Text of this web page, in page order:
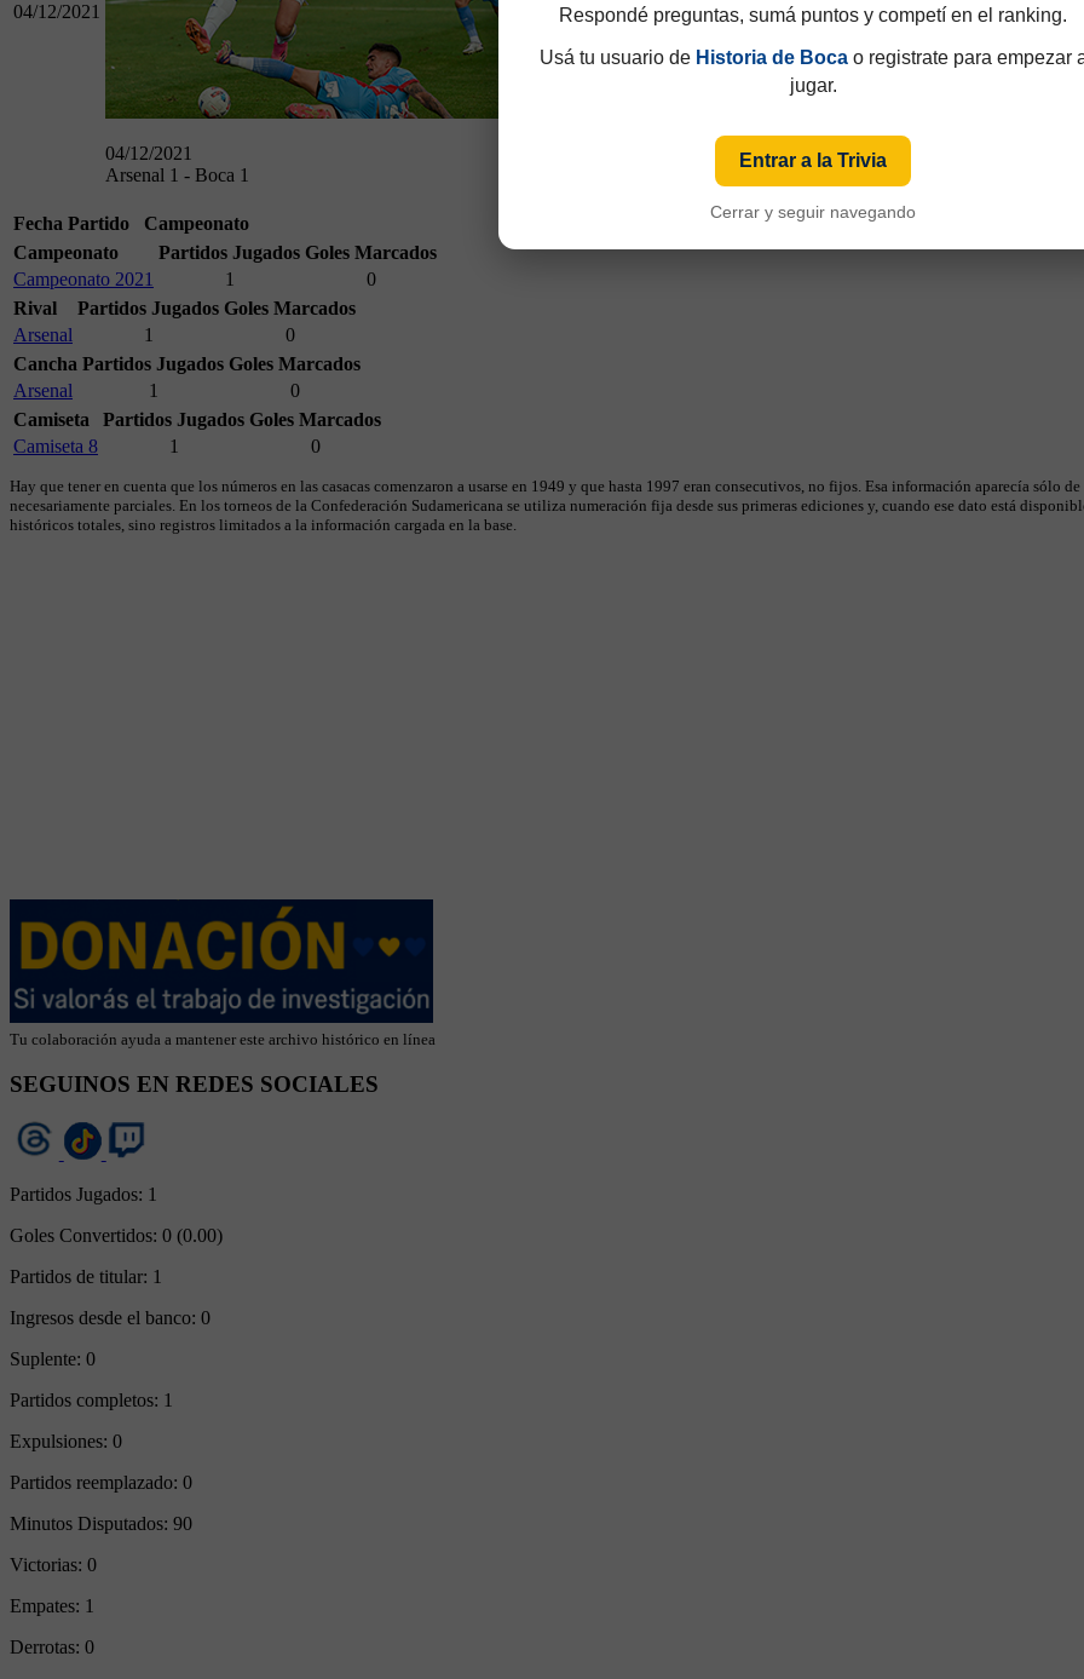
04/12/2021
04/12/2021
Arsenal 1 - Boca 1
90 Campeonato 2021
Fecha Partido
Campeonato
Campeonato
Partidos Jugados Goles Marcados
Campeonato 2021
1
0
Rival
Partidos Jugados Goles Marcados
Arsenal
1
0
Cancha Partidos Jugados Goles Marcados
Arsenal
1
0
Camiseta
Partidos Jugados Goles Marcados
Camiseta 8
1 0
Hay que tener en cuenta que los números en las casacas comenzaron a usarse en 1949 y que hasta 1997 eran consecutivos, no fijos. Esa información aparecía sólo
necesariamente parciales. En los torneos de la Confederación Sudamericana se utiliza numeración fija desde sus primeras ediciones y, cuando ese dato está
históricos totales, sino registros limitados a la información cargada en la base.
Tu colaboración ayuda a mantener este archivo histórico en línea
SEGUINOS EN REDES SOCIALES
Partidos Jugados: 1
Goles Convertidos: 0 (0.00)
Partidos de titular: 1
Ingresos desde el banco: 0
Suplente: 0
Partidos completos: 1
Expulsiones: 0
Partidos reemplazado: 0
Minutos Disputados: 90
Victorias: 0
Empates: 1
Derrotas: 0
Respondé preguntas, sumá puntos y competí en el ranking.
Usá tu usuario de Historia de Bocao registrate para empezar
jugar.
Entrar a la Trivia
Cerrar y seguir navegando